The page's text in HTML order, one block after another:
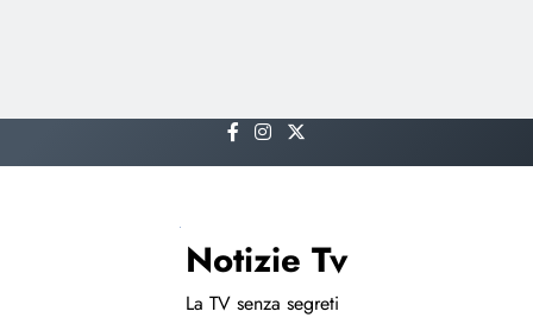
to
Notizie Tv
La TV senza segreti